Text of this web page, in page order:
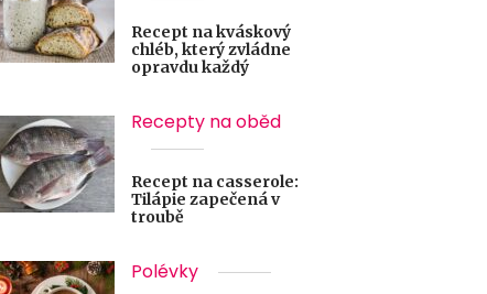
Recept na kváskový
chléb, který zvládne
opravdu každý
Recepty na oběd
Recept na casserole:
Tilápie zapečená v
troubě
Polévky